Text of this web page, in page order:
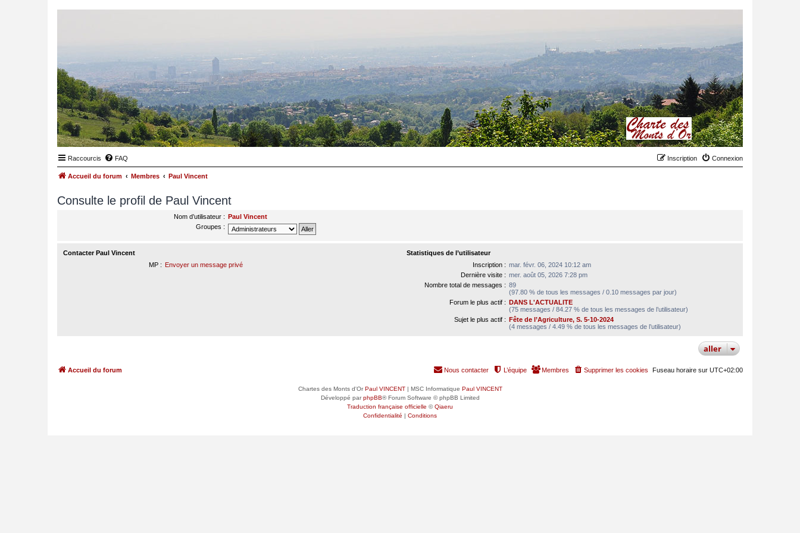
Raccourcis FAQ Connexion
Inscription
Accueil du forum Membres Paul Vincent
Consulte le profil de Paul Vincent
Nom d’utilisateur : Paul Vincent
Groupes :
Contacter Paul Vincent
MP : Envoyer un message privé
Statistiques de l’utilisateur
Inscription : mar. févr. 06, 2024 10:12 am
Dernière visite : mer. août 05, 2026 7:28 pm
Nombre total de messages : 89
(97.80 % de tous les messages / 0.10 messages par jour)
Forum le plus actif : DANS L'ACTUALITE
(75 messages / 84.27 % de tous les messages de l’utilisateur)
Sujet le plus actif : Fête de l’Agriculture, S. 5-10-2024
(4 messages / 4.49 % de tous les messages de l’utilisateur)
aller
Accueil du forum Fuseau horaire sur UTC+02:00
Supprimer les cookies
Membres
L’équipe
Nous contacter
Chartes des Monts d'OrPaul VINCENT| MSC Informatique Paul VINCENT
Développé parphpBB® Forum Software © phpBB Limited
Traduction française officielle ©Qiaeru
Confidentialité | Conditions